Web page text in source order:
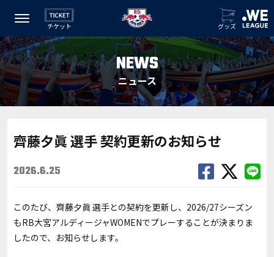
チケット グッズ
NEWS
ニュース
齊藤夕眞 選手 契約更新のお知らせ
2026.6.25
このたび、齊藤夕眞 選手との契約を更新し、2026/27シーズン
もRB大宮アルディージャWOMENでプレーすることが決まりま
したので、お知らせします。